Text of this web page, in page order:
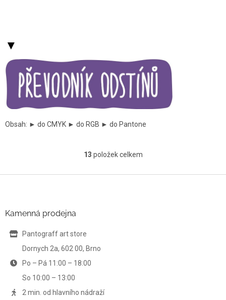
▼
Obsah: ► do CMYK ► do RGB ► do Pantone
O
l
13 položek celkem
Kamenná prodejna
Pantograff art store
Dornych 2a, 602 00, Brno
Po – Pá 11:00 – 18:00
So 10:00 – 13:00
2 min. od hlavního nádraží